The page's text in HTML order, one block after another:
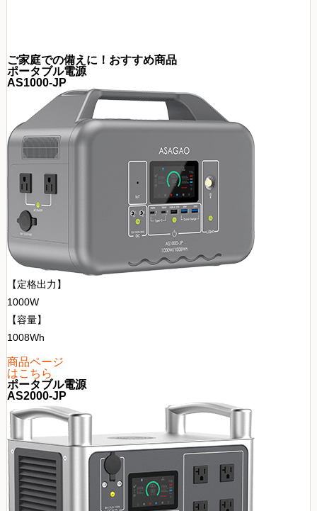
ご家庭での備えに！おすすめ商品
ポータブル電源
AS1000-JP
【定格出力】
1000W
【容量】
1008Wh
商品ページ
はこちら
ポータブル電源
AS2000-JP